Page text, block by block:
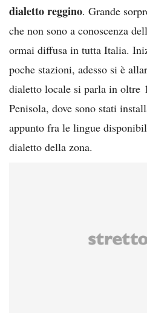
dialetto reggino. Grande
che non sono a conoscenza
ormai diffusa in tutta Italia.
poche stazioni, adesso si è
dialetto locale si parla in oltre
Penisola, dove sono stati
appunto fra le lingue
dialetto della zona.